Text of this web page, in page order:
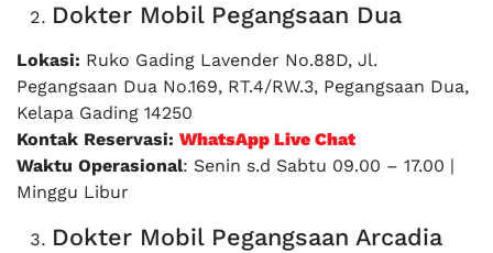
Dokter Mobil Pegangsaan Dua
Lokasi: Ruko Gading Lavender No.88D, Jl.
Pegangsaan Dua No.169, RT.4/RW.3, Pegangsaan Dua,
Kelapa Gading 14250
Kontak Reservasi: WhatsApp Live Chat
Waktu Operasional: Senin s.d Sabtu 09.00 – 17.00 |
Minggu Libur
Dokter Mobil Pegangsaan Arcadia